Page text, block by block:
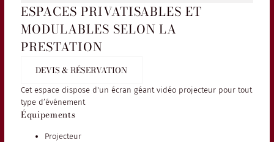
ESPACES PRIVATISABLES ET
MODULABLES SELON LA
PRESTATION
DEVIS & RÉSERVATION
Cet espace dispose d'un écran géant vidéo projecteur pour tout
type d’événement
Équipements
Projecteur